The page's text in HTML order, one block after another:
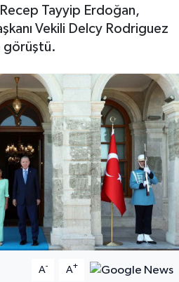
Tayyip Erdoğan,
Vekili Delcy Rodriguez
görüştü.
A- A+